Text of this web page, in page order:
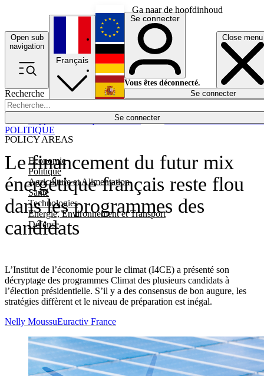
Ga naar de hoofdinhoud
Open sub
navigation
Close menu
Recherche
Se connecter
POLICY AREAS
Economie
Politique
Agriculture et Alimentation
Santé
Technologies
Energie, Environnement et Transport
Défense
Économie
Français
English
Deutsch
Español
Se connecter
Vous êtes déconnecté.
Se connecter
Le financement du futur mix
énergétique français reste flou
dans les programmes des
candidats
L’Institut de l’économie pour le climat (I4CE) a présenté son
décryptage des programmes Climat des plusieurs candidats à
l’élection présidentielle. S’il y a des consensus de bon augure, les
stratégies diffèrent et le niveau de préparation est inégal.
POLITIQUE
Nelly MoussuEuractiv France